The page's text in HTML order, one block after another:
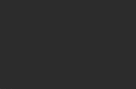
。あらかじめご了承くださ
ポーツゼビオ ゼビオ Super S
ーブ Uネック Men's Mens メ